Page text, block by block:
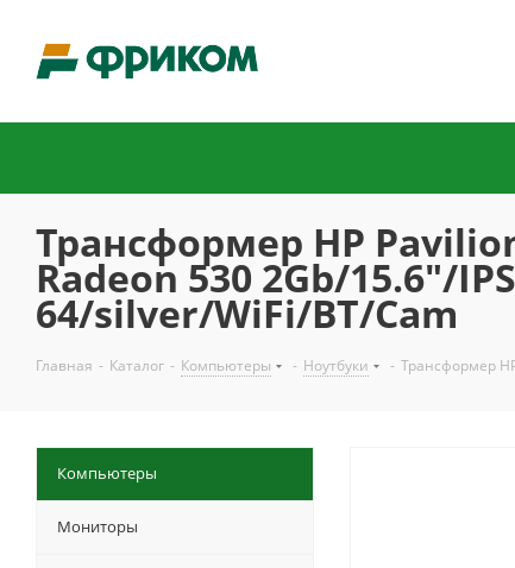
Трансформер HP
Radeon 530 2Gb/15.6"/
64/silver/WiFi/BT/Cam
Главная - Каталог - Компьютеры - Ноутбуки - Трансформер
Компьютеры
Мониторы